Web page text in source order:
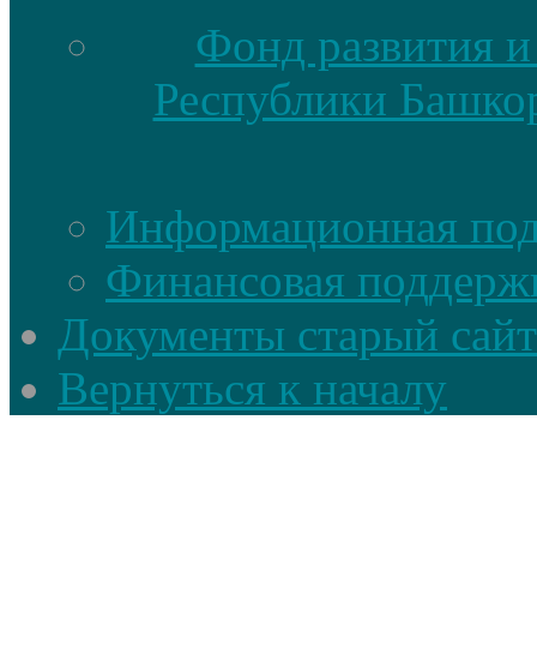
Фонд развития
Республики
Информационная
Финансовая
Документы старый сайт
Вернуться к началу